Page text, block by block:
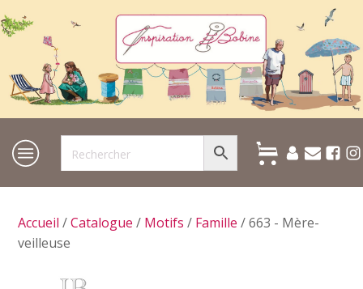
Accueil /Catalogue / Motifs / Famille / 663 - Mère-
veilleuse